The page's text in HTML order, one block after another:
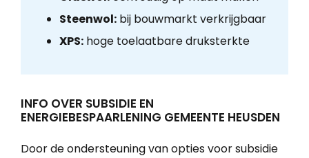
Steenwol:bij bouwmarkt verkrijgbaar
XPS:hoge toelaatbare druksterkte
INFO OVER SUBSIDIE EN
ENERGIEBESPAARLENING GEMEENTE HEUSDEN
Door de ondersteuning van opties voor subsidie